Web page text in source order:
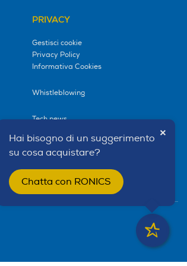
×
Hai bisogno di un suggerimento
su cosa acquistare?
Chatta con RONICS
PRIVACY
Gestisci cookie
Privacy Policy
Informativa Cookies
Whistleblowing
Tech news
Mappa marche
Elenco negozi